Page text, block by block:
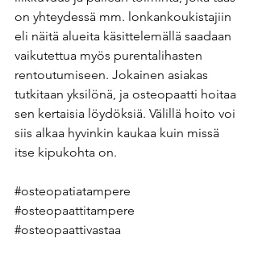
on yhteydessä mm. lonkankoukistajiin
eli näitä alueita käsittelemällä saadaan
vaikutettua myös purentalihasten
rentoutumiseen. Jokainen asiakas
tutkitaan yksilönä, ja osteopaatti hoitaa
sen kertaisia löydöksiä. Välillä hoito voi
siis alkaa hyvinkin kaukaa kuin missä
itse kipukohta on.
#osteopatiatampere
#osteopaattitampere
#osteopaattivastaa